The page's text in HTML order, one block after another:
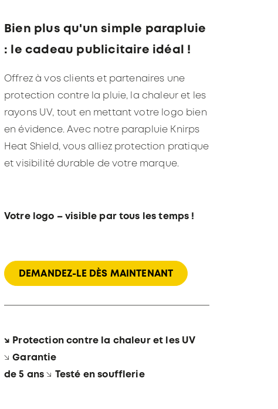
Bien plus qu'un simple parapluie
: le cadeau publicitaire idéal !
Offrez à vos clients et partenaires une
protection contre la pluie, la chaleur et les
rayons UV, tout en mettant votre logo bien
en évidence. Avec notre parapluie Knirps
Heat Shield, vous alliez protection pratique
et visibilité durable de votre marque.
Votre logo – visible par tous les temps !
DEMANDEZ-LE DÈS MAINTENANT
↘ Protection contre la chaleur et les UV
↘Garantie
de 5 ans ↘ Testé en soufflerie